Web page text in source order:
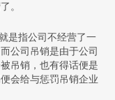
。
是指公司不经营了一
公司吊销是由于公司
吊销，也有得话便是
会给与惩罚吊销企业